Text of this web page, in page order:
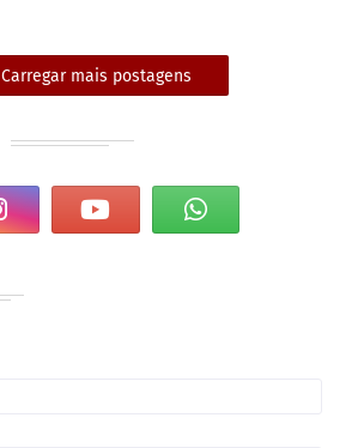
Carregar mais postagens